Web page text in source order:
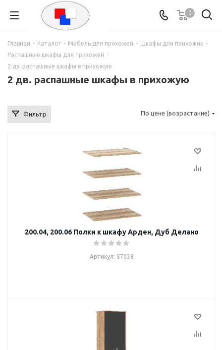
0
Главная - Каталог - Мебель для прихожей - Шкафы для прихожих -
Распашные шкафы для прихожей -
2 дв. распашные шкафы в прихожую
2 дв. распашные шкафы в прихожую
Фильтр По цене (возрастание)
200.04, 200.06 Полки к шкафу Арден, Дуб Делано
Артикул: 57038